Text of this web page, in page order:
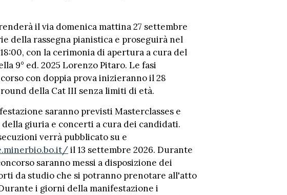
il via domenica mattina 27 settembre
della rassegna pianistica e proseguirà nel
con la cerimonia di apertura a cura del
9° ed. 2025 Lorenzo Pitaro. Le fasi
con doppia prova inizieranno il 28
della Cat III senza limiti di età.
saranno previsti Masterclasses e
giuria e concerti a cura dei candidati.
verrà pubblicato su e
il 13 settembre 2026. Durante
saranno messi a disposizione dei
da studio che si potranno prenotare all'atto
i giorni della manifestazione i